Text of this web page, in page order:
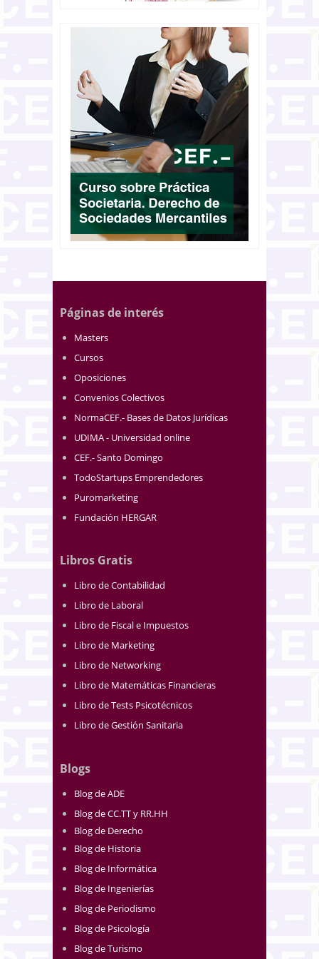
Páginas de interés
Masters
Cursos
Oposiciones
Convenios Colectivos
NormaCEF.- Bases de Datos Jurídicas
UDIMA - Universidad online
CEF.- Santo Domingo
TodoStartups Emprendedores
Puromarketing
Fundación HERGAR
Libros Gratis
Libro de Contabilidad
Libro de Laboral
Libro de Fiscal e Impuestos
Libro de Marketing
Libro de Networking
Libro de Matemáticas Financieras
Libro de Tests Psicotécnicos
Libro de Gestión Sanitaria
Blogs
Blog de ADE
Blog de CC.TT y RR.HH
Blog de Derecho
Blog de Historia
Blog de Informática
Blog de Ingenierías
Blog de Periodismo
Blog de Psicología
Blog de Turismo